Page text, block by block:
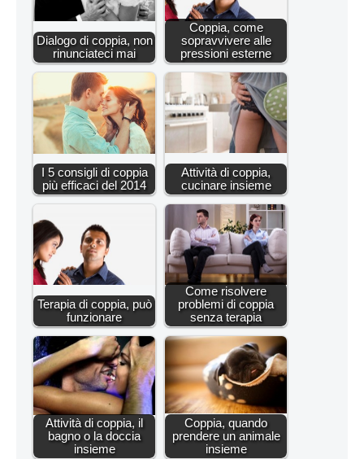
Dialogo di coppia, non
rinunciateci mai
Coppia, come
sopravvivere alle
pressioni esterne
I 5 consigli di coppia
più efficaci del 2014
Attività di coppia,
cucinare insieme
Terapia di coppia, può
funzionare
Come risolvere
problemi di coppia
senza terapia
Attività di coppia, il
bagno o la doccia
insieme
Coppia, quando
prendere un animale
insieme